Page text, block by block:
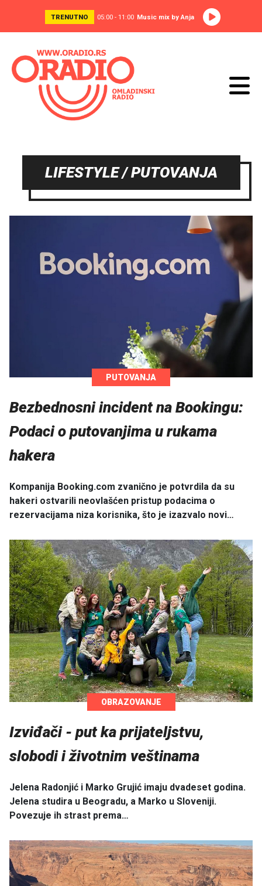
TRENUTNO 05:00 - 11:00 Music mix by Anja
LIFESTYLE / PUTOVANJA
PUTOVANJA
Bezbednosni incident na Bookingu:
Podaci o putovanjima u rukama
hakera
Kompanija Booking.com zvanično je potvrdila da su
hakeri ostvarili neovlašćen pristup podacima o
rezervacijama niza korisnika, što je izazvalo novi…
OBRAZOVANJE
Izviđači - put ka prijateljstvu,
slobodi i životnim veštinama
Jelena Radonjić i Marko Grujić imaju dvadeset godina.
Jelena studira u Beogradu, a Marko u Sloveniji.
Povezuje ih strast prema…